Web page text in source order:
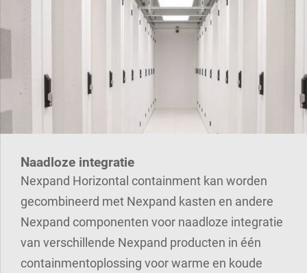
Naadloze integratie
Nexpand Horizontal containment kan worden
gecombineerd met Nexpand kasten en andere
Nexpand componenten voor naadloze integratie
van verschillende Nexpand producten in één
containmentoplossing voor warme en koude